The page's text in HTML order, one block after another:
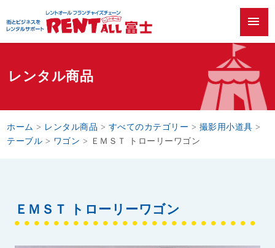
menu
レンタル商品
ホーム > レンタル商品 > すべてのカテゴリー > 撮影用小道具 >
テーブル > ワゴン > ＥＭＳＴ トローリーワゴン
ＥＭＳＴ トローリーワゴン